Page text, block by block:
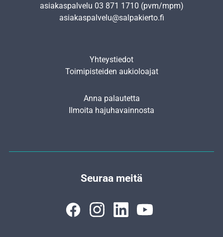
asiakaspalvelu 03 871 1710 (pvm/mpm)
asiakaspalvelu@salpakierto.fi
Yhteystiedot
Toimipisteiden aukioloajat
Anna palautetta
Ilmoita hajuhavainnosta
Seuraa meitä